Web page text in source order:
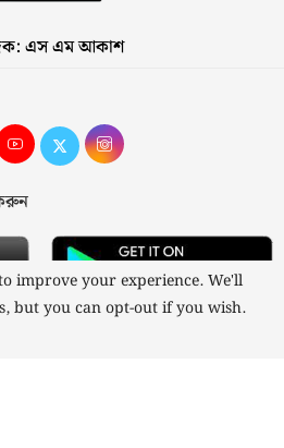
এস এম আকাশ
improve your experience. We'll
but you can opt-out if you wish.